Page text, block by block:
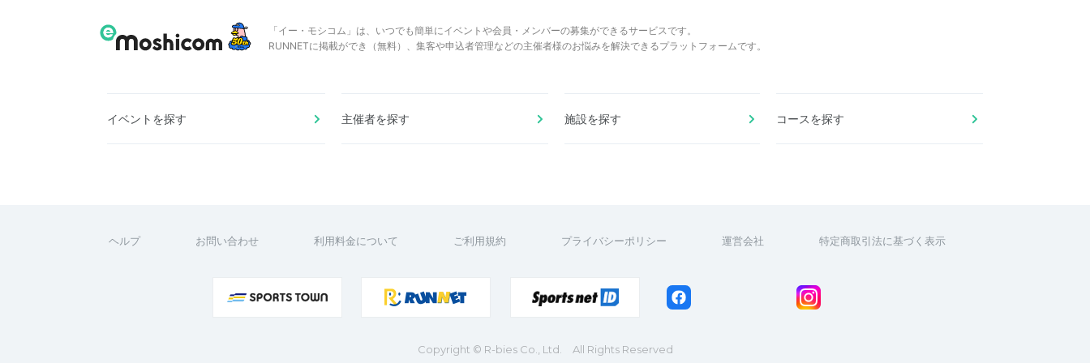
「イー・モシコム」は、いつでも簡単にイベントや会員・メンバーの募集ができるサービスです。
RUNNETに掲載ができ（無料）、集客や申込者管理などの主催者様のお悩みを解決できるプラットフォームです。
イベントを探す 主催者を探す 施設を探す コースを探す
ヘルプ お問い合わせ 利用料金について ご利用規約 プライバシーポリシー 運営会社 特定商取引法に基づく表示
Copyright © R-bies Co., Ltd. All Rights Reserved